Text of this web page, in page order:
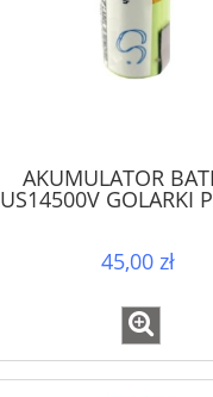
AKUMULATOR
US14500V GOLARKI
45,00 zł